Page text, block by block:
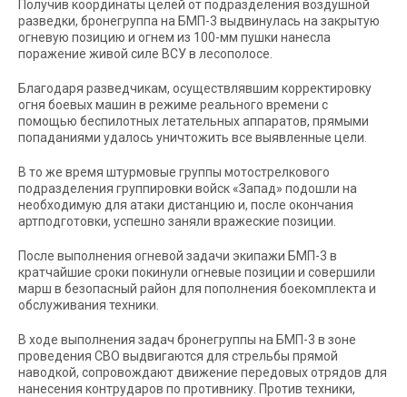
Получив координаты целей от подразделения воздушной
разведки, бронегруппа на БМП-3 выдвинулась на закрытую
огневую позицию и огнем из 100-мм пушки нанесла
поражение живой силе ВСУ в лесополосе.
Благодаря разведчикам, осуществлявшим корректировку
огня боевых машин в режиме реального времени с
помощью беспилотных летательных аппаратов, прямыми
попаданиями удалось уничтожить все выявленные цели.
В то же время штурмовые группы мотострелкового
подразделения группировки войск «Запад» подошли на
необходимую для атаки дистанцию и, после окончания
артподготовки, успешно заняли вражеские позиции.
После выполнения огневой задачи экипажи БМП-3 в
кратчайшие сроки покинули огневые позиции и совершили
марш в безопасный район для пополнения боекомплекта и
обслуживания техники.
В ходе выполнения задач бронегруппы на БМП-3 в зоне
проведения СВО выдвигаются для стрельбы прямой
наводкой, сопровождают движение передовых отрядов для
нанесения контрударов по противнику. Против техники,